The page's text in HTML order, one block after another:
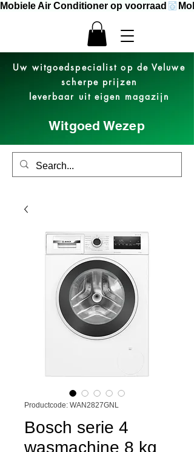
Uw witgoedspecialist op de Veluwe
scherpe prijzen
leverbaar uit eigen magazijn
Witgoed Wezep
Mobiele Air Conditioner op voorraad
Productcode: WAN2827GNL
Bosch serie 4
wasmachine 8 kg